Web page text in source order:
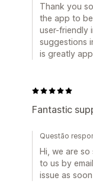
Thank you
the app to
user-friendly
suggestions
is greatly
Fantastic
Questão
Hi, we are
to us by
issue as